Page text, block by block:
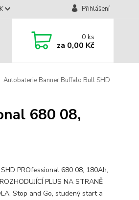
Přihlášení
0ks
za 0,00 Kč
Autobaterie Banner Buffalo Bull SHD
680 08,
PROfessional 680 08, 180Ah,
PLUS NA STRANĚ
Stop and Go, studený start a